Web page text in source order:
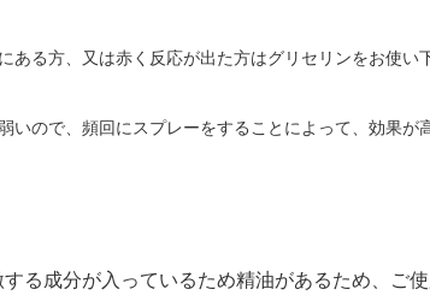
る方、又は赤く反応が出た方はグリセリンをお使い下
ので、頻回にスプレーをすることによって、効果が
る成分が入っているため精油があるため、ご使